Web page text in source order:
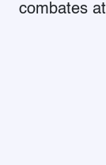
combates